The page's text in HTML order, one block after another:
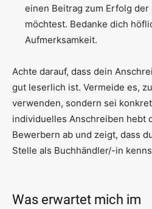
einen Beitrag zum Erfolg
möchtest. Bedanke dich
Aufmerksamkeit.
Achte darauf, dass dein
gut leserlich ist. Vermeide es,
verwenden, sondern sei
individuelles Anschreiben hebt
Bewerbern ab und zeigt, dass
Stelle als Buchhändler/-in
Was erwartet mich im